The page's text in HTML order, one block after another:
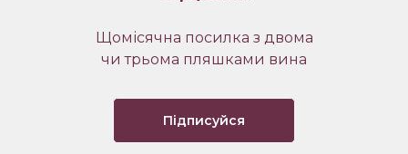
Щомісячна посилка з двома
чи трьома пляшками вина
Підписуйся